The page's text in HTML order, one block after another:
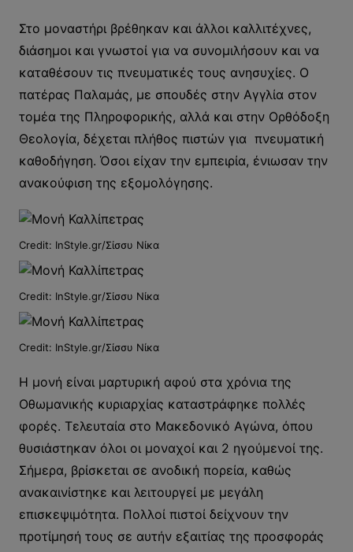
Στο μοναστήρι βρέθηκαν και άλλοι καλλιτέχνες,
διάσημοι και γνωστοί για να συνομιλήσουν και να
καταθέσουν τις πνευματικές τους ανησυχίες. Ο
πατέρας Παλαμάς, με σπουδές στην Αγγλία στον
τομέα της Πληροφορικής, αλλά και στην Ορθόδοξη
Θεολογία, δέχεται πλήθος πιστών για πνευματική
καθοδήγηση. Όσοι είχαν την εμπειρία, ένιωσαν την
ανακούφιση της εξομολόγησης.
Credit: InStyle.gr/Σίσσυ Νίκα
Credit: InStyle.gr/Σίσσυ Νίκα
Credit: InStyle.gr/Σίσσυ Νίκα
Η μονή είναι μαρτυρική αφού στα χρόνια της
Οθωμανικής κυριαρχίας καταστράφηκε πολλές
φορές. Τελευταία στο Μακεδονικό Αγώνα, όπου
θυσιάστηκαν όλοι οι μοναχοί και 2 ηγούμενοί της.
Σήμερα, βρίσκεται σε ανοδική πορεία, καθώς
ανακαινίστηκε και λειτουργεί με μεγάλη
επισκεψιμότητα. Πολλοί πιστοί δείχνουν την
προτίμησή τους σε αυτήν εξαιτίας της προσφοράς